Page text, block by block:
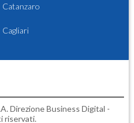
Catanzaro
Cagliari
Direzione Business Digital -
riservati.